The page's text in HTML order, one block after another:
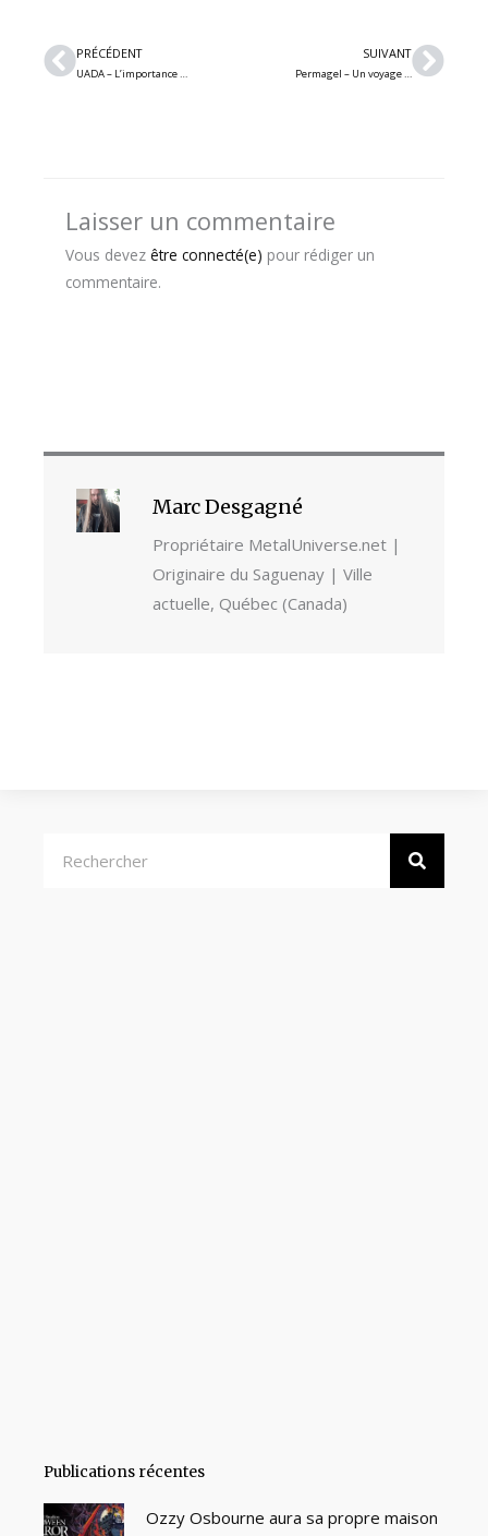
Précédent
PRÉCÉDENT SUIVANT
Laisser un commentaire
Vous devez être connecté(e) pour rédiger un
commentaire.
Marc Desgagné
Propriétaire MetalUniverse.net |
Originaire du Saguenay | Ville
actuelle, Québec (Canada)
Publications récentes
Ozzy Osbourne aura sa propre maison